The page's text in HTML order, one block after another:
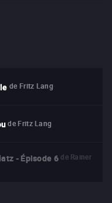
de Fritz Lang
de Fritz Lang
- Épisode 6 de Rainer